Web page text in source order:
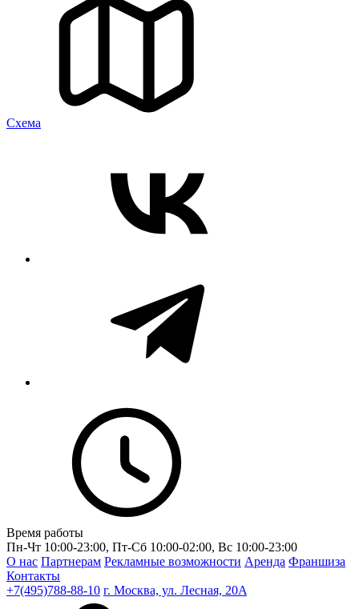
Cхема
Время работы
Пн-Чт 10:00-23:00, Пт-Сб 10:00-02:00, Вс 10:00-23:00
О нас Партнерам Рекламные возможности Аренда Франшиза
Контакты
+7(495)788-88-10 г. Москва, ул. Лесная, 20A